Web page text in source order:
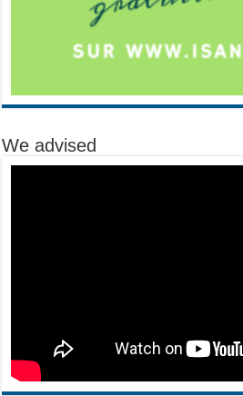
We advised